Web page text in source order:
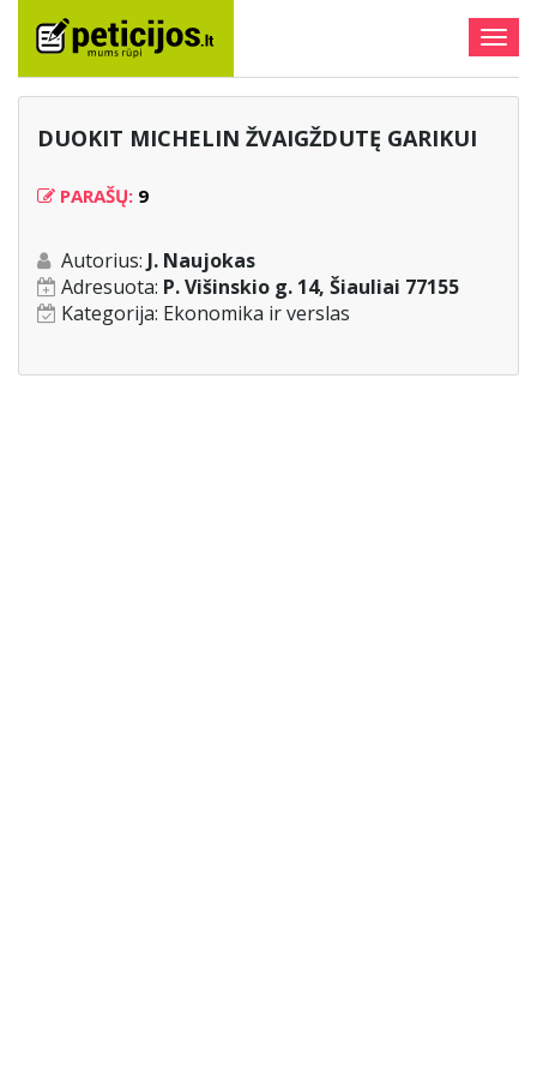
DUOKIT MICHELIN ŽVAIGŽDUTĘ GARIKUI
PARAŠŲ: 9
Autorius: J. Naujokas
Adresuota: P. Višinskio g. 14, Šiauliai 77155
Kategorija: Ekonomika ir verslas